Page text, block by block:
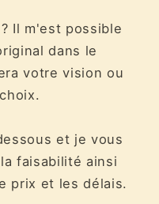
Il m'est possible
dans le
votre vision ou
et je vous
faisabilité ainsi
prix et les délais.